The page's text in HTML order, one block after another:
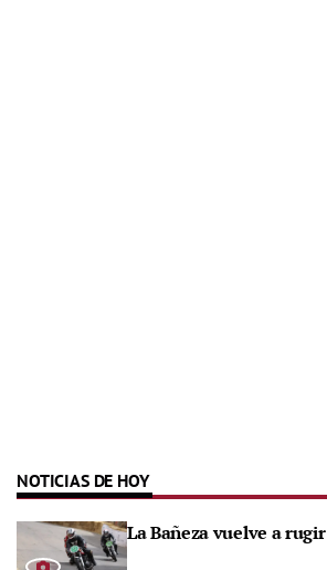
NOTICIAS DE HOY
La Bañeza vuelve a rugir